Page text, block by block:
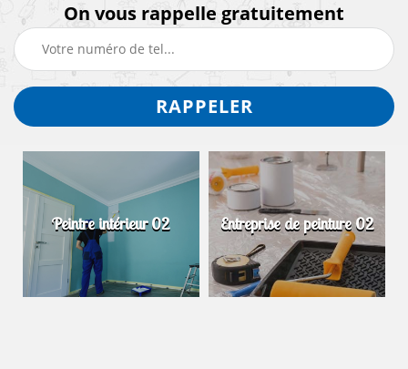
On vous rappelle gratuitement
Peintre intérieur 02 Entreprise de peinture 02